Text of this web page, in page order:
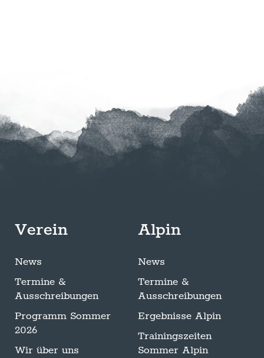
Verein
News
Termine &
Ausschreibungen
Programm Sommer
2026
Wir über uns
Alpin
News
Termine &
Ausschreibungen
Ergebnisse Alpin
Trainingszeiten
Sommer Alpin